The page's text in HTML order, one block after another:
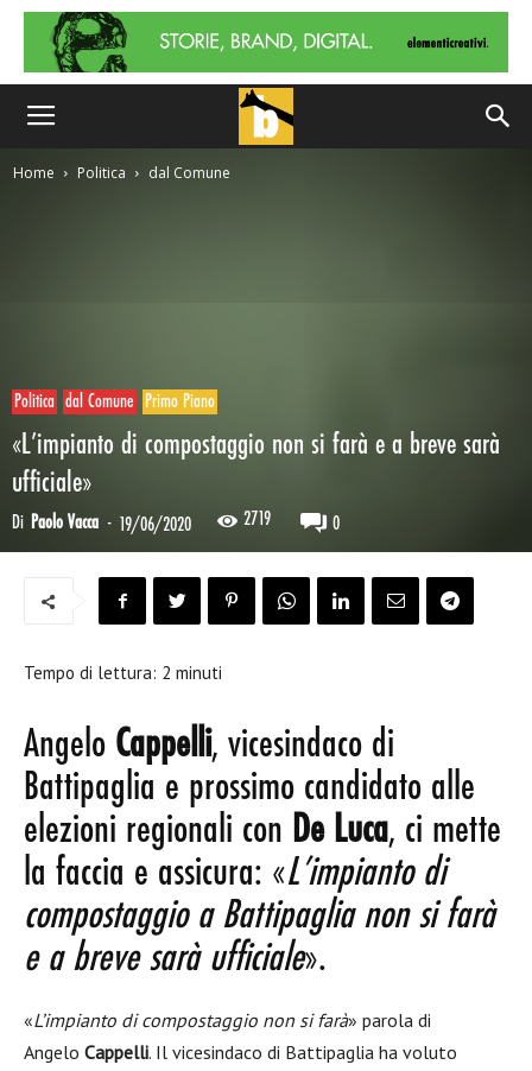
Home Politica dal Comune
Politica dal Comune Primo Piano
«L’impianto di compostaggio non si farà e a breve sarà
ufficiale»
Di Paolo Vacca - 19/06/2020 2719 0
Tempo di lettura: 2 minuti
Angelo Cappelli, vicesindaco di
Battipaglia e prossimo candidato alle
elezioni regionali con De Luca, ci mette
la faccia e assicura: «L’impianto di
compostaggio a Battipaglia non si farà
e a breve sarà ufficiale».
«L’impianto di compostaggio non si farà» parola di
Angelo Cappelli. Il vicesindaco di Battipaglia ha voluto